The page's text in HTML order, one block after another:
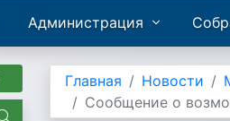
Администрация
Главная Новости
Сообщение о